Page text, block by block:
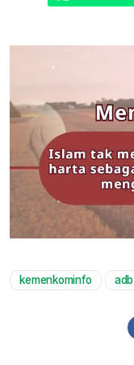
kemenkominfo adb